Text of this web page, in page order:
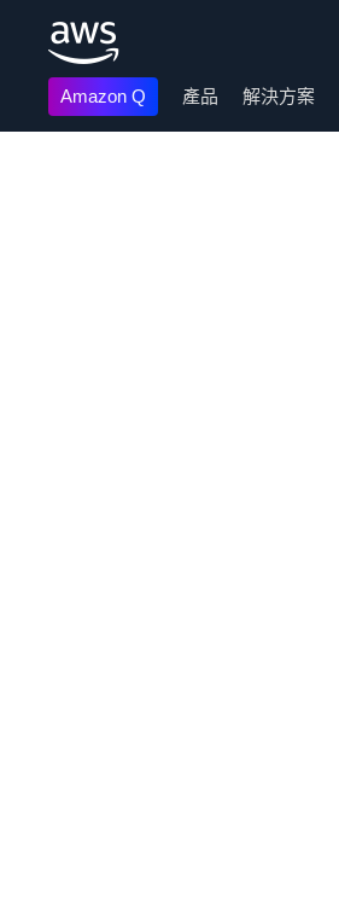
Amazon Q 產品 解決方案